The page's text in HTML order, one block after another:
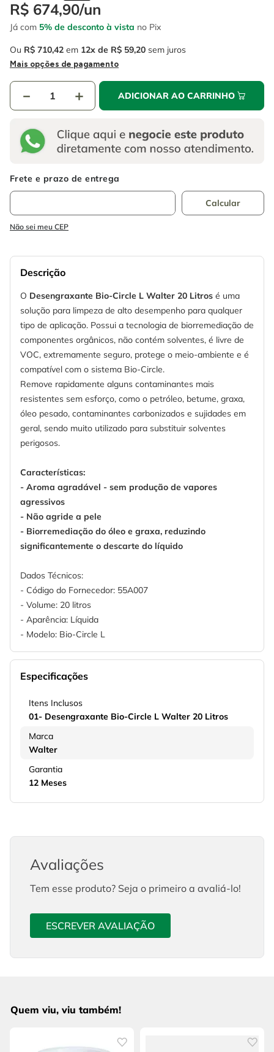
R$ 674,90/un
Já com 5% de desconto à vista no Pix
Ou R$ 710,42 em 12 R$ 59,20 sem juros
Mais opções de pagamento
＋
－ ADICIONAR AO CARRINHO
Não sei meu CEP
Descrição
O Desengraxante Bio-Circle L Walter 20 Litros é uma
solução para limpeza de alto desempenho para qualquer
tipo de aplicação. Possui a tecnologia de biorremediação de
componentes orgânicos, não contém solventes, é livre de
VOC, extremamente seguro, protege o meio-ambiente e é
compatível com o sistema Bio-Circle.
Remove rapidamente alguns contaminantes mais
resistentes sem esforço, como o petróleo, betume, graxa,
óleo pesado, contaminantes carbonizados e sujidades em
geral, sendo muito utilizado para substituir solventes
perigosos.
Características:
- Aroma agradável - sem produção de vapores
agressivos
- Não agride a pele
- Biorremediação do óleo e graxa, reduzindo
significantemente o descarte do líquido
Dados Técnicos:
- Código do Fornecedor: 55A007
- Volume: 20 litros
- Aparência: Líquida
- Modelo: Bio-Circle L
Especificações
Itens Inclusos
01- Desengraxante Bio-Circle L Walter 20 Litros
Marca
Walter
Garantia
12 Meses
Avaliações
Tem esse produto? Seja o primeiro a avaliá-lo!
ESCREVER AVALIAÇÃO
Quem viu, viu também!
6 º fio
7º chave impacto
8º disco corte
serra copo
º escada
º serra circular
º fio
disco corte
serra copo